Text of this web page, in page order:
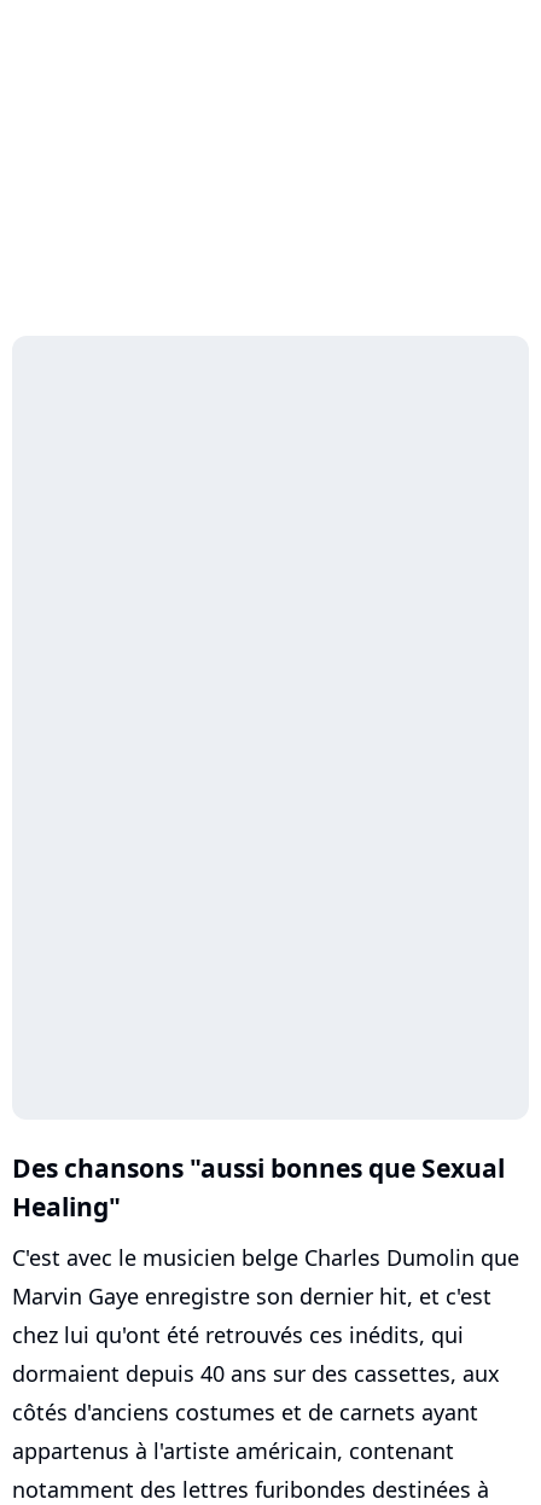
Des chansons "aussi bonnes que Sexual
Healing"
C'est avec le musicien belge Charles Dumolin que
Marvin Gaye enregistre son dernier hit, et c'est
chez lui qu'ont été retrouvés ces inédits, qui
dormaient depuis 40 ans sur des cassettes, aux
côtés d'anciens costumes et de carnets ayant
appartenus à l'artiste américain, contenant
notamment des lettres furibondes destinées à